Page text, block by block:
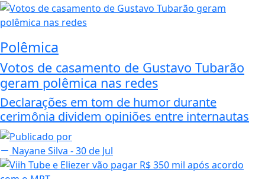
Polêmica
Votos de casamento de Gustavo Tubarão
geram polêmica nas redes
Declarações em tom de humor durante
cerimônia dividem opiniões entre internautas
Nayane Silva - 30 de Jul